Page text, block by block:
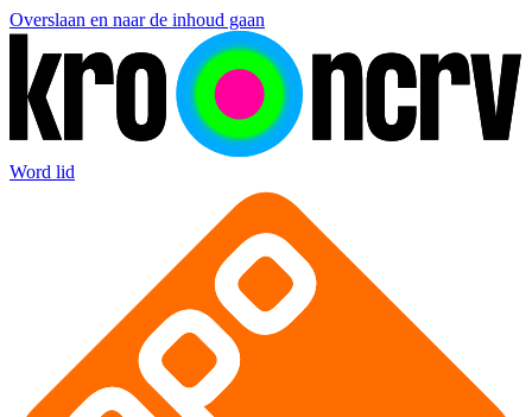
Overslaan en naar de inhoud gaan
Word lid